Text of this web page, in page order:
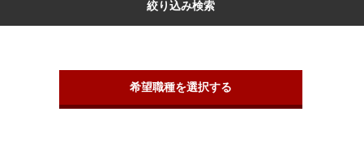
絞り込み検索
希望職種を選択する